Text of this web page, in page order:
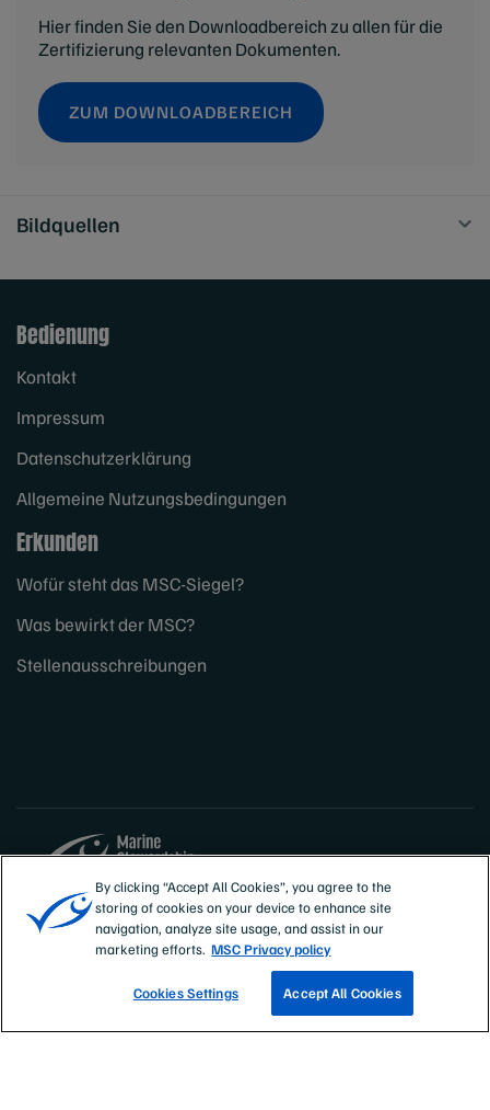
Hier finden Sie den Downloadbereich zu allen für die
Zertifizierung relevanten Dokumenten.
ZUM DOWNLOADBEREICH
Bildquellen
Bedienung
Kontakt
Impressum
Datenschutzerklärung
Allgemeine Nutzungsbedingungen
Erkunden
Wofür steht das MSC-Siegel?
Was bewirkt der MSC?
Stellenausschreibungen
Sites
Deutschland, Österreich, Schweiz
By clicking “Accept All Cookies”, you agree to the
storing of cookies on your device to enhance site
navigation, analyze site usage, and assist in our
marketing efforts. MSC Privacy policy
Cookies Settings Accept All Cookies